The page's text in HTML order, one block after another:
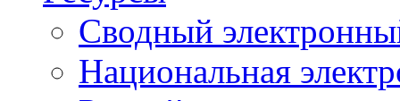
Сводный
Национальная